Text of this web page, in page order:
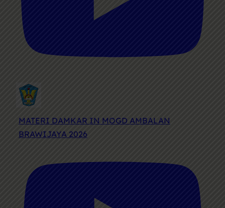
MATERI DAMKAR IN MOGD AMBALAN
BRAWIJAYA 2026